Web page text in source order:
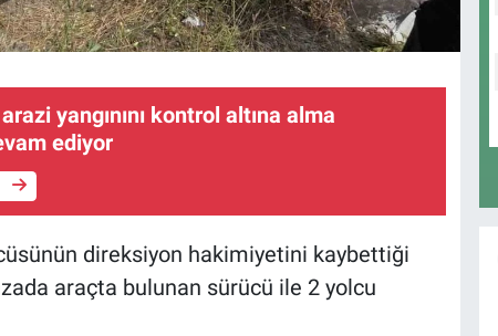
yangınını kontrol altına alma
ediyor
direksiyon hakimiyetini kaybettiği
araçta bulunan sürücü ile 2 yolcu